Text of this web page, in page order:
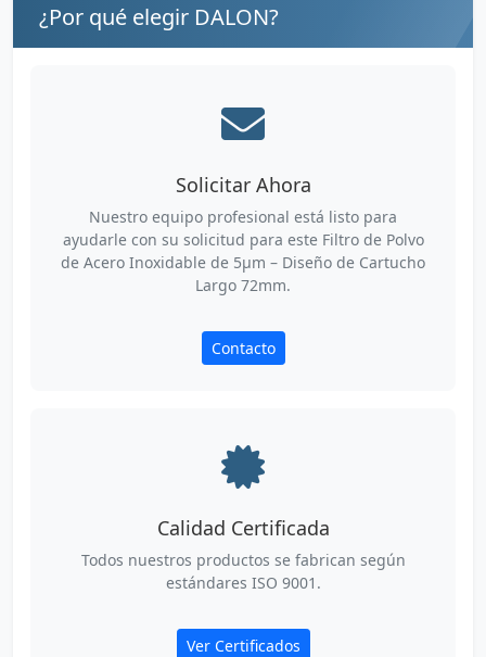
¿Por qué elegir DALON?
Solicitar Ahora
Nuestro equipo profesional está listo para
ayudarle con su solicitud para este Filtro de Polvo
de Acero Inoxidable de 5µm – Diseño de Cartucho
Largo 72mm.
Contacto
Calidad Certificada
Todos nuestros productos se fabrican según
estándares ISO 9001.
Ver Certificados